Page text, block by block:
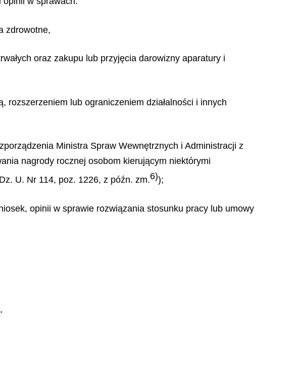
zdrowotne,
oraz zakupu lub przyjęcia darowizny aparatury i
rozszerzeniem lub ograniczeniem działalności i innych
Ministra Spraw Wewnętrznych i Administracji z
nagrody rocznej osobom kierującym niektórymi
U. Nr 114, poz. 1226, z późn. zm.6));
opinii w sprawie rozwiązania stosunku pracy lub umowy